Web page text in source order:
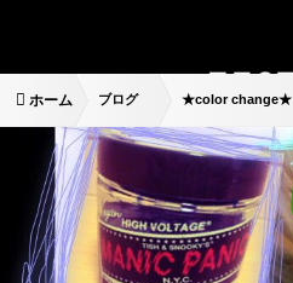
ホーム ブログ ★color change★